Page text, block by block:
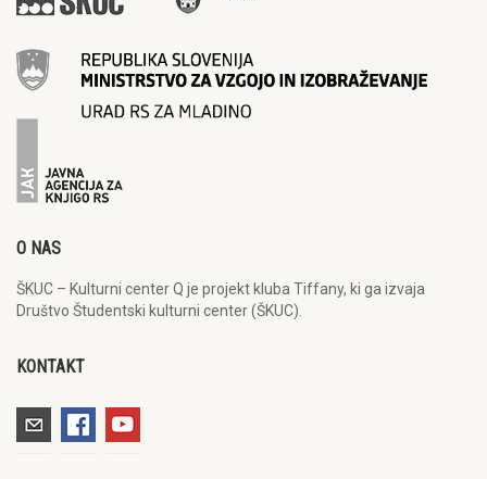
O NAS
ŠKUC – Kulturni center Q je projekt kluba Tiffany, ki ga izvaja
Društvo Študentski kulturni center (ŠKUC).
KONTAKT